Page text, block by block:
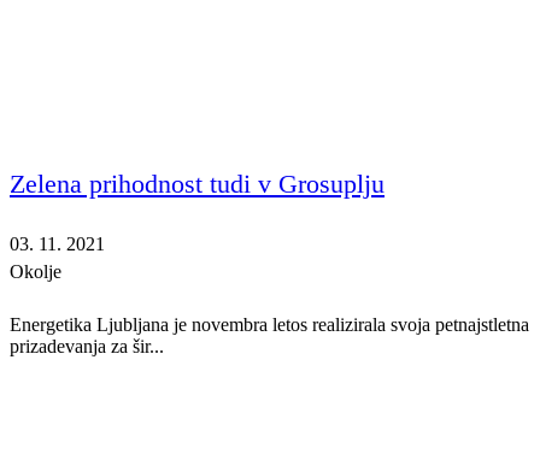
Zelena prihodnost tudi v Grosuplju
03. 11. 2021
Okolje
Energetika Ljubljana je novembra letos realizirala svoja petnajstletna
prizadevanja za šir...